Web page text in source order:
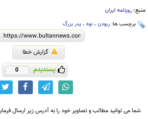
منبع: روزنامه ایران
برچسب ها: ربودن ، نوه ، پدر بزرگ
گزارش خطا
پسندیدم 0
شما می توانید مطالب و تصاویر خود را به آدرس زیر ارسال